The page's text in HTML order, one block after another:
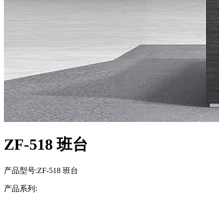
ZF-518 班台
产品型号:ZF-518 班台
产品系列: